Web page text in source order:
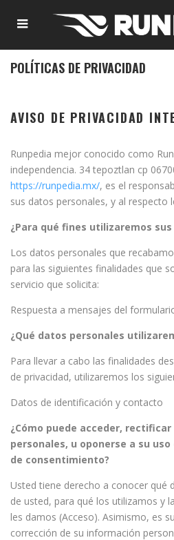
POLÍTICAS DE PRIVACIDAD
AVISO DE PRIVACIDAD
Runpedia mejor conocido como
independencia. 34 tepoztlan cp
https://runpedia.mx/, es el
sus datos personales, y al respecto
¿Para qué fines utilizaremos
Los datos personales que
para las siguientes finalidades que
servicio que solicita:
Respuesta a mensajes del
¿Qué datos personales
Para llevar a cabo las finalidades
de privacidad, utilizaremos los
Datos de identificación y contacto
¿Cómo puede acceder,
personales, u oponerse a su
de consentimiento?
Usted tiene derecho a conocer qué
de usted, para qué los utilizamos y
les damos (Acceso). Asimismo, es
corrección de su información